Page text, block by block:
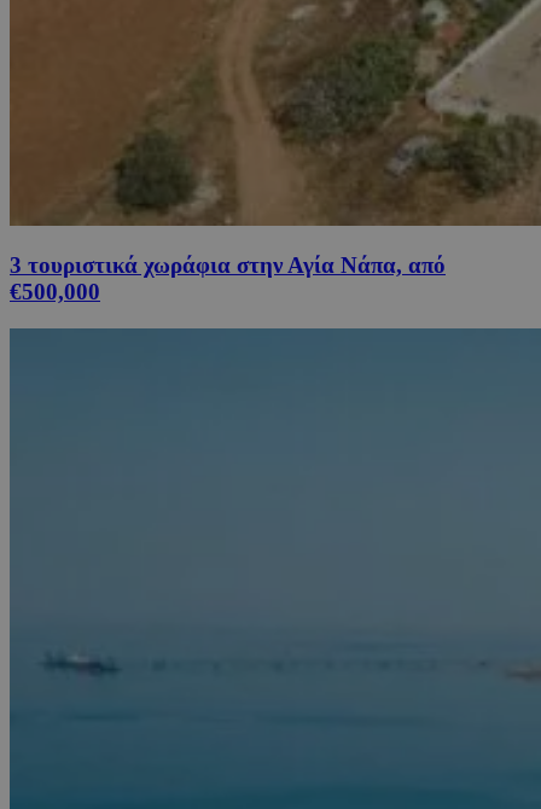
3 τουριστικά χωράφια στην Αγία Νάπα, από
€500,000